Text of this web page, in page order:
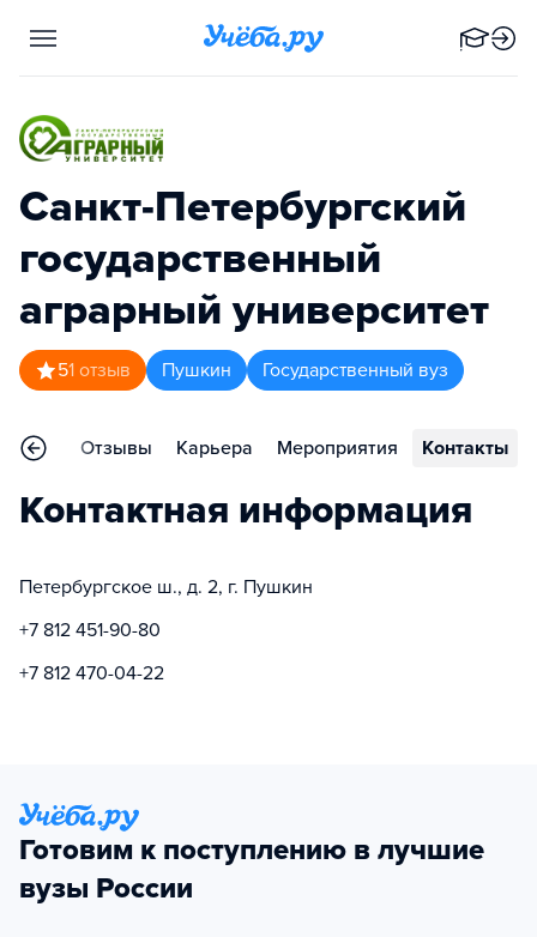
Санкт-Петербургский
государственный
аграрный университет
51 отзыв Пушкин Государственный вуз
Отзывы Карьера Мероприятия Контакты
Контактная информация
Петербургское ш., д. 2, г. Пушкин
+7 812 451-90-80
+7 812 470-04-22
Готовим к поступлению в лучшие
вузы России